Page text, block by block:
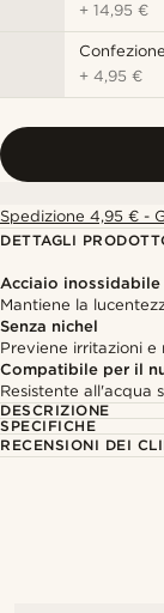
+14,95 €
+4,95 €
Spedizione 4,95 € -
DETTAGLI
Acciaio inossidabile
Mantiene la
Senza nichel
Previene irritazioni e
Compatibile per il
Resistente all'acqua
DESCRIZIONE
SPECIFICHE
RECENSIONI DEI